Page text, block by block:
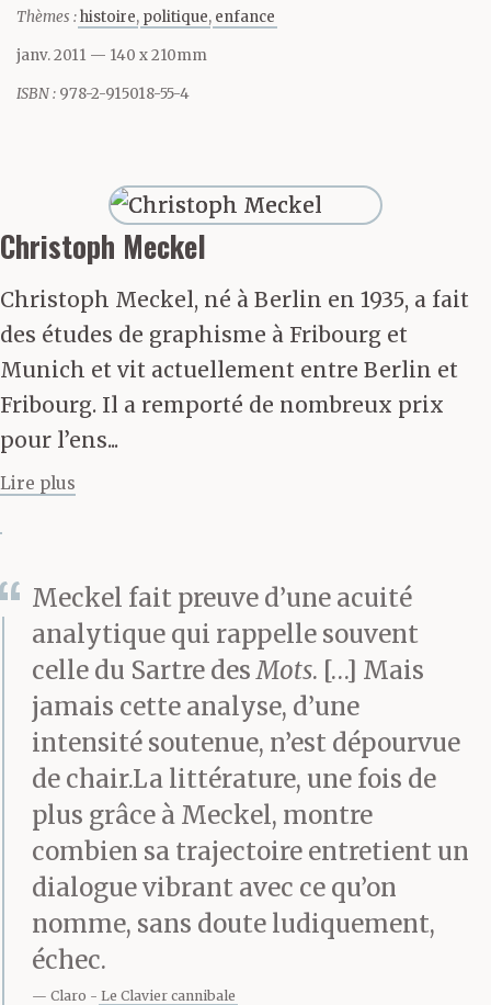
en lui, perturbée depuis
l’enfance, s’était
effondrée après la
par la force - un
processus renouvelé
chaque jour - aux
dépens de sa famille.
Comme il ne pouvait
plus représenter
l’autorité devant sa
perdait toujours plus en
crédibilité ; comme son
besoin de dominer,
depuis le début
anachronique, était
accueilli non pas avec
gratitude mais avec
rejet ; comme il
persistait à toujours
Thèmes :histoire politique enfance
janv. 2011 — 140 x 210mm
ISBN : 978-2-915018-55-4
Christoph Meckel
Christoph Meckel, né à Berlin en 1935, a fait
des études de graphisme à Fribourg et
Munich et vit actuellement entre Berlin et
Fribourg. Il a remporté de nombreux prix
pour l’ens...
Lire plus
Meckel fait preuve d’une acuité
analytique qui rappelle souvent
celle du Sartre desMots. […] Mais
jamais cette analyse, d’une
intensité soutenue, n’est dépourvue
de chair.La littérature, une fois de
plus grâce à Meckel, montre
combien sa trajectoire entretient un
dialogue vibrant avec ce qu’on
nomme, sans doute ludiquement,
échec.
Claro Le Clavier cannibale